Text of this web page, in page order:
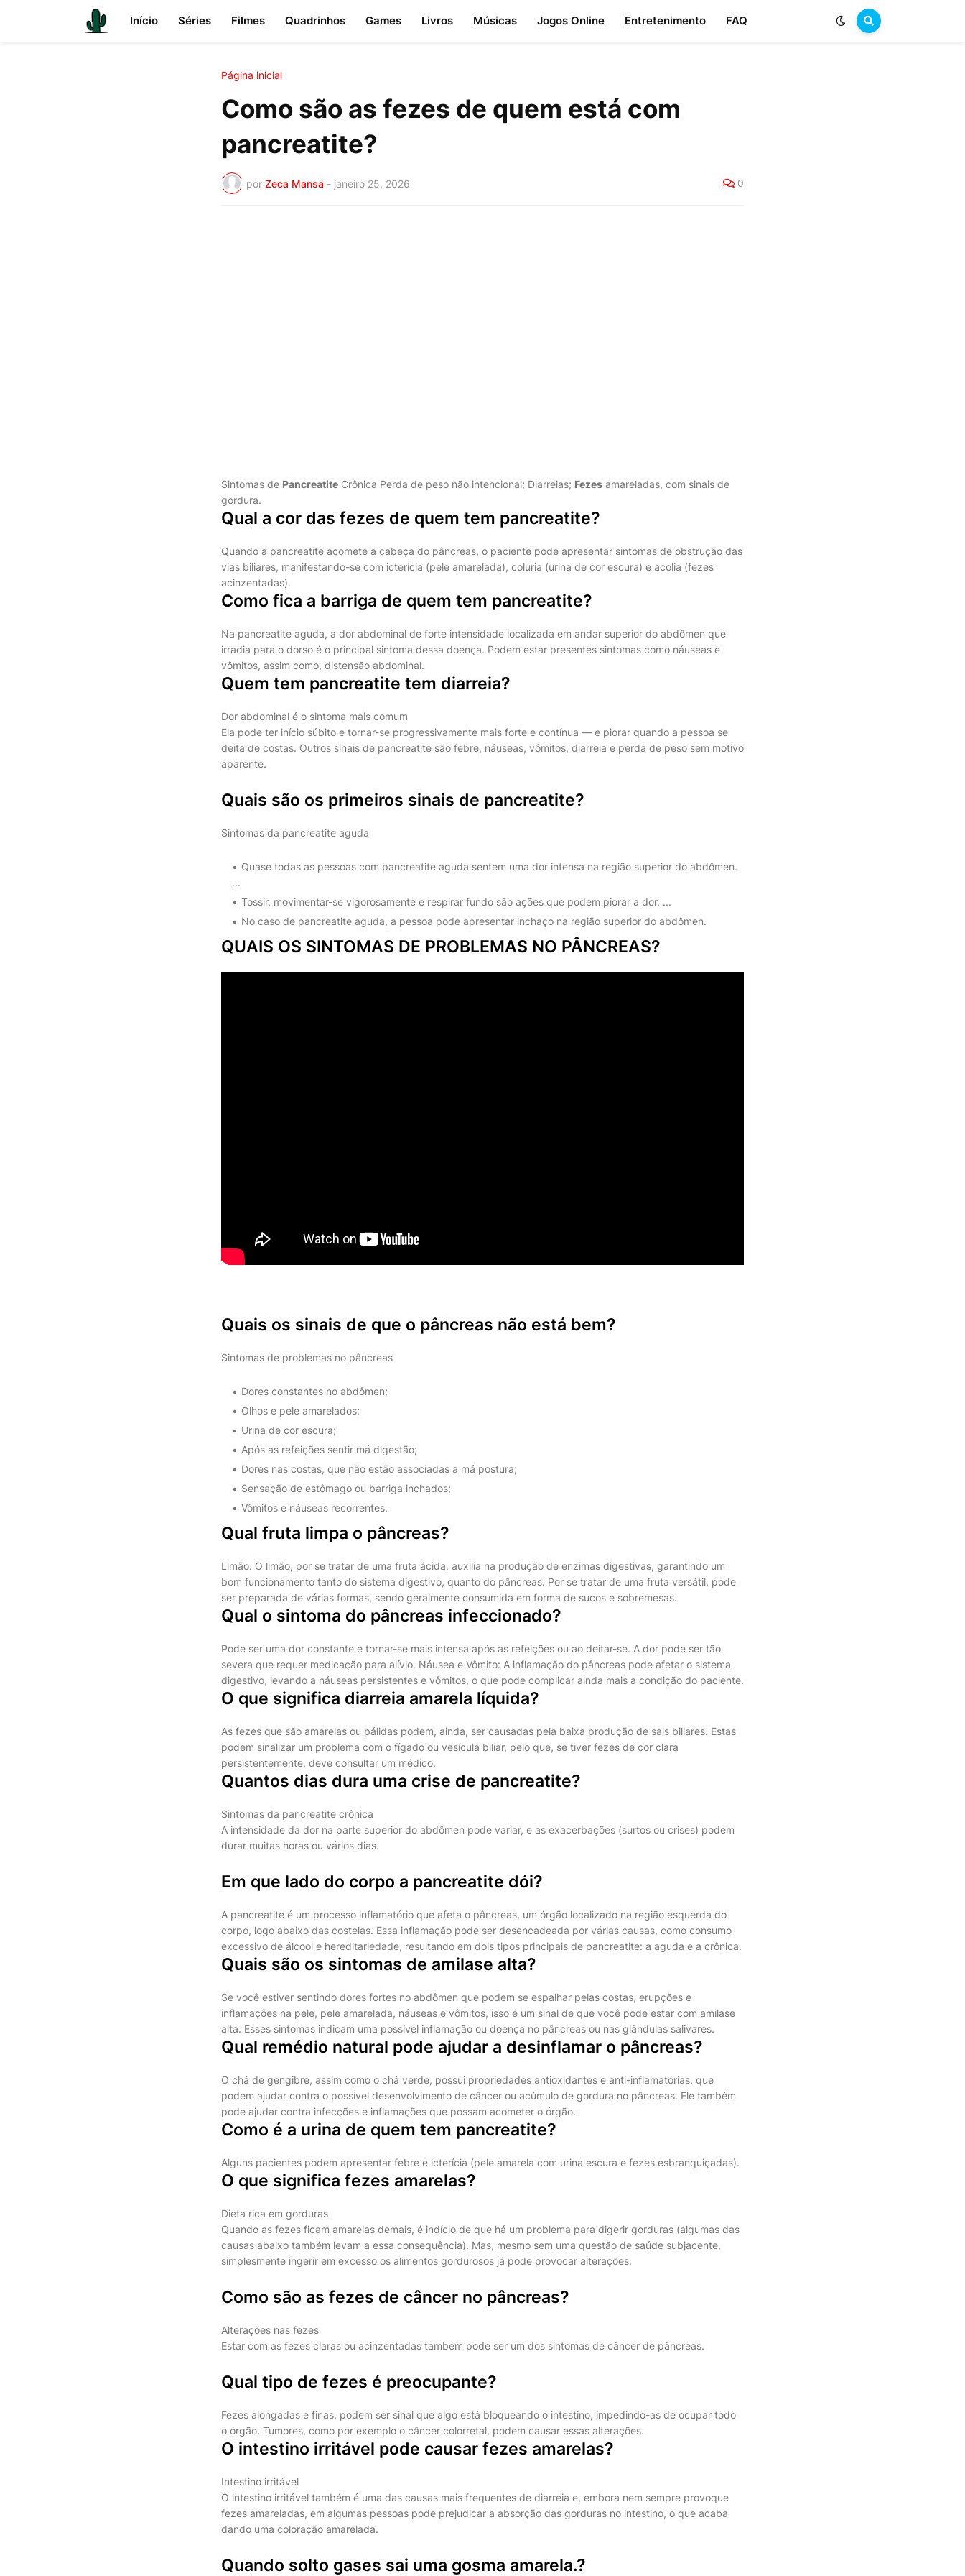
Início Séries Filmes Quadrinhos Games Livros Músicas Jogos Online Entretenimento FAQ
Página inicial
Como são as fezes de quem está com
pancreatite?
por Zeca Mansa - janeiro 25, 2026 0
Sintomas de Pancreatite Crônica Perda de peso não intencional; Diarreias; Fezes amareladas, com sinais de
gordura.
Qual a cor das fezes de quem tem pancreatite?
Quando a pancreatite acomete a cabeça do pâncreas, o paciente pode apresentar sintomas de obstrução das
vias biliares, manifestando-se com icterícia (pele amarelada), colúria (urina de cor escura) e acolia (fezes
acinzentadas).
Como fica a barriga de quem tem pancreatite?
Na pancreatite aguda, a dor abdominal de forte intensidade localizada em andar superior do abdômen que
irradia para o dorso é o principal sintoma dessa doença. Podem estar presentes sintomas como náuseas e
vômitos, assim como, distensão abdominal.
Quem tem pancreatite tem diarreia?
Dor abdominal é o sintoma mais comum
Ela pode ter início súbito e tornar-se progressivamente mais forte e contínua — e piorar quando a pessoa se
deita de costas. Outros sinais de pancreatite são febre, náuseas, vômitos, diarreia e perda de peso sem motivo
aparente.
Quais são os primeiros sinais de pancreatite?
Sintomas da pancreatite aguda
Quase todas as pessoas com pancreatite aguda sentem uma dor intensa na região superior do abdômen.
...
Tossir, movimentar-se vigorosamente e respirar fundo são ações que podem piorar a dor. ...
No caso de pancreatite aguda, a pessoa pode apresentar inchaço na região superior do abdômen.
QUAIS OS SINTOMAS DE PROBLEMAS NO PÂNCREAS?
Quais os sinais de que o pâncreas não está bem?
Sintomas de problemas no pâncreas
Dores constantes no abdômen;
Olhos e pele amarelados;
Urina de cor escura;
Após as refeições sentir má digestão;
Dores nas costas, que não estão associadas a má postura;
Sensação de estômago ou barriga inchados;
Vômitos e náuseas recorrentes.
Qual fruta limpa o pâncreas?
Limão. O limão, por se tratar de uma fruta ácida, auxilia na produção de enzimas digestivas, garantindo um
bom funcionamento tanto do sistema digestivo, quanto do pâncreas. Por se tratar de uma fruta versátil, pode
ser preparada de várias formas, sendo geralmente consumida em forma de sucos e sobremesas.
Qual o sintoma do pâncreas infeccionado?
Pode ser uma dor constante e tornar-se mais intensa após as refeições ou ao deitar-se. A dor pode ser tão
severa que requer medicação para alívio. Náusea e Vômito: A inflamação do pâncreas pode afetar o sistema
digestivo, levando a náuseas persistentes e vômitos, o que pode complicar ainda mais a condição do paciente.
O que significa diarreia amarela líquida?
As fezes que são amarelas ou pálidas podem, ainda, ser causadas pela baixa produção de sais biliares. Estas
podem sinalizar um problema com o fígado ou vesícula biliar, pelo que, se tiver fezes de cor clara
persistentemente, deve consultar um médico.
Quantos dias dura uma crise de pancreatite?
Sintomas da pancreatite crônica
A intensidade da dor na parte superior do abdômen pode variar, e as exacerbações (surtos ou crises) podem
durar muitas horas ou vários dias.
Em que lado do corpo a pancreatite dói?
A pancreatite é um processo inflamatório que afeta o pâncreas, um órgão localizado na região esquerda do
corpo, logo abaixo das costelas. Essa inflamação pode ser desencadeada por várias causas, como consumo
excessivo de álcool e hereditariedade, resultando em dois tipos principais de pancreatite: a aguda e a crônica.
Quais são os sintomas de amilase alta?
Se você estiver sentindo dores fortes no abdômen que podem se espalhar pelas costas, erupções e
inflamações na pele, pele amarelada, náuseas e vômitos, isso é um sinal de que você pode estar com amilase
alta. Esses sintomas indicam uma possível inflamação ou doença no pâncreas ou nas glândulas salivares.
Qual remédio natural pode ajudar a desinflamar o pâncreas?
O chá de gengibre, assim como o chá verde, possui propriedades antioxidantes e anti-inflamatórias, que
podem ajudar contra o possível desenvolvimento de câncer ou acúmulo de gordura no pâncreas. Ele também
pode ajudar contra infecções e inflamações que possam acometer o órgão.
Como é a urina de quem tem pancreatite?
Alguns pacientes podem apresentar febre e icterícia (pele amarela com urina escura e fezes esbranquiçadas).
O que significa fezes amarelas?
Dieta rica em gorduras
Quando as fezes ficam amarelas demais, é indício de que há um problema para digerir gorduras (algumas das
causas abaixo também levam a essa consequência). Mas, mesmo sem uma questão de saúde subjacente,
simplesmente ingerir em excesso os alimentos gordurosos já pode provocar alterações.
Como são as fezes de câncer no pâncreas?
Alterações nas fezes
Estar com as fezes claras ou acinzentadas também pode ser um dos sintomas de câncer de pâncreas.
Qual tipo de fezes é preocupante?
Fezes alongadas e finas, podem ser sinal que algo está bloqueando o intestino, impedindo-as de ocupar todo
o órgão. Tumores, como por exemplo o câncer colorretal, podem causar essas alterações.
O intestino irritável pode causar fezes amarelas?
Intestino irritável
O intestino irritável também é uma das causas mais frequentes de diarreia e, embora nem sempre provoque
fezes amareladas, em algumas pessoas pode prejudicar a absorção das gorduras no intestino, o que acaba
dando uma coloração amarelada.
Quando solto gases sai uma gosma amarela.?